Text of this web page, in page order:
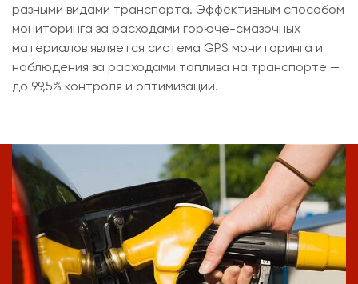
разными видами транспорта. Эффективным способом
мониторинга за расходами горюче-смазочных
материалов является система GPS мониторинга и
наблюдения за расходами топлива на транспорте —
до 99,5% контроля и оптимизации.